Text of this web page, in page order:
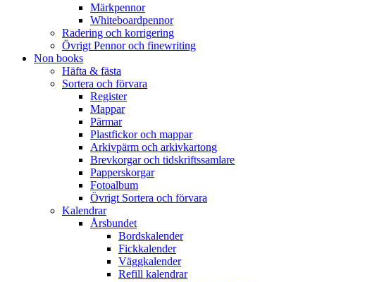
Märkpennor
Whiteboardpennor
Radering och korrigering
Övrigt Pennor och finewriting
Non books
Häfta & fästa
Sortera och förvara
Register
Mappar
Pärmar
Plastfickor och mappar
Arkivpärm och arkivkartong
Brevkorgar och tidskriftssamlare
Papperskorgar
Fotoalbum
Övrigt Sortera och förvara
Kalendrar
Årsbundet
Bordskalender
Fickkalender
Väggkalender
Refill kalendrar